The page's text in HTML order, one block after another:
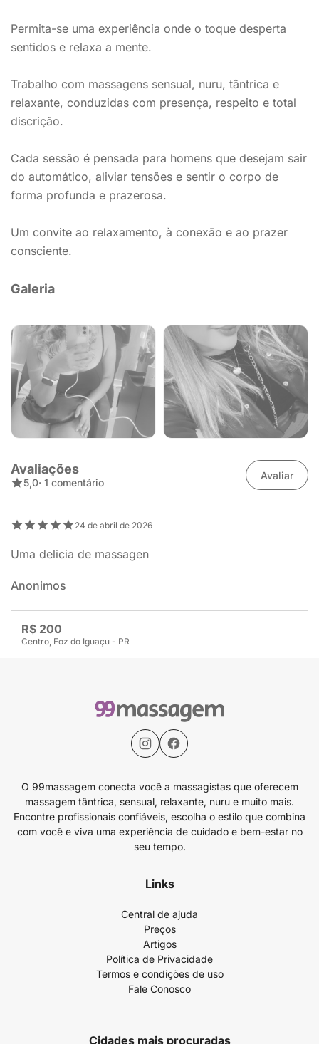
R$ 200
Centro, Foz do Iguaçu - PR
Permita-se uma experiência onde o toque desperta
sentidos e relaxa a mente.
Trabalho com massagens sensual, nuru, tântrica e
relaxante, conduzidas com presença, respeito e total
discrição.
Cada sessão é pensada para homens que desejam sair
do automático, aliviar tensões e sentir o corpo de
forma profunda e prazerosa.
Um convite ao relaxamento, à conexão e ao prazer
consciente.
Galeria
Avaliações
5,0· 1 comentário
Avaliar
24 de abril de 2026
Uma delicia de massagen
Anonimos
O 99massagem conecta você a massagistas que oferecem
massagem tântrica, sensual, relaxante, nuru e muito mais.
Encontre profissionais confiáveis, escolha o estilo que combina
com você e viva uma experiência de cuidado e bem-estar no
seu tempo.
Links
Central de ajuda
Preços
Artigos
Política de Privacidade
Termos e condições de uso
Fale Conosco
Cidades mais procuradas